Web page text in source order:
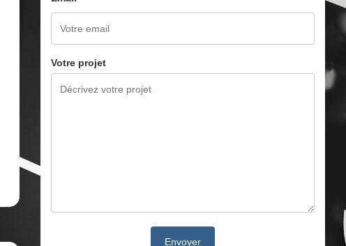
Votre projet